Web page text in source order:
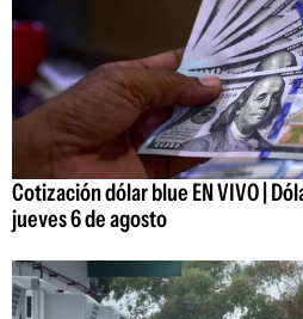
Cotización dólar blue EN VIVO |
jueves 6 de agosto